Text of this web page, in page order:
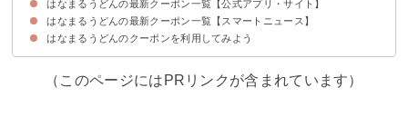
はなまるうどんの最新クーポン一覧【公式アプリ・サイト】
お好きなうどん1杯（330円～→300円～）
【終了済み】にこはなセット・にっこりセット（500円→470円）
初回ダウンロード特典！お好きな天ぷら1品無料（130円～→無料）
初回ダウンロード特典！お好きなうどん1杯（330円～→230円～）
はなまるうどんの最新クーポン一覧【スマートニュース】
カレーうどん（590円～→560円～）
8種野菜のサラダうどん（730円～→700円～）
明太おろししょうゆうどん（430円～→400円～）
牛肉うどん（690円～→660円～）
はなまるうどんのクーポンを利用してみよう
（このページにはPRリンクが含まれています）